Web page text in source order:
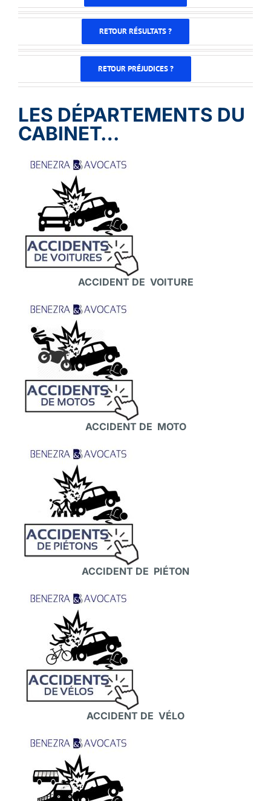
RETOUR RÉSULTATS ?
RETOUR PRÉJUDICES ?
LES DÉPARTEMENTS DU
CABINET…
ACCIDENT DE VOITURE
ACCIDENT DE MOTO
ACCIDENT DE PIÉTON
ACCIDENT DE VÉLO